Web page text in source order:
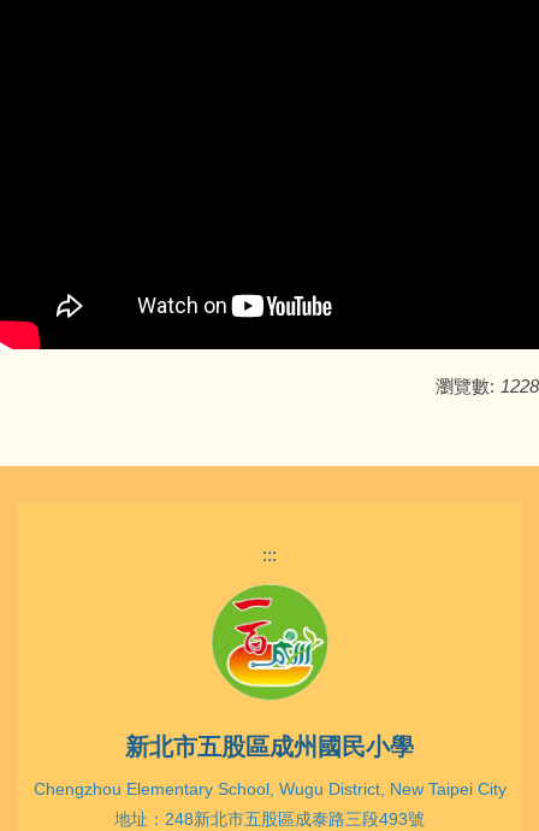
瀏覽數: 1228
:::
新北市五股區成州國民小學
Chengzhou Elementary School, Wugu District, New Taipei City
地址：248新北市五股區成泰路三段493號